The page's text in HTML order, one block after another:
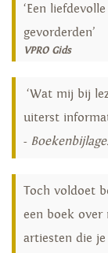
‘Een
gevorderden’
VPRO Gids
‘Wat mij bij
uiterst
-
Toch voldoet
een boek
artiesten die